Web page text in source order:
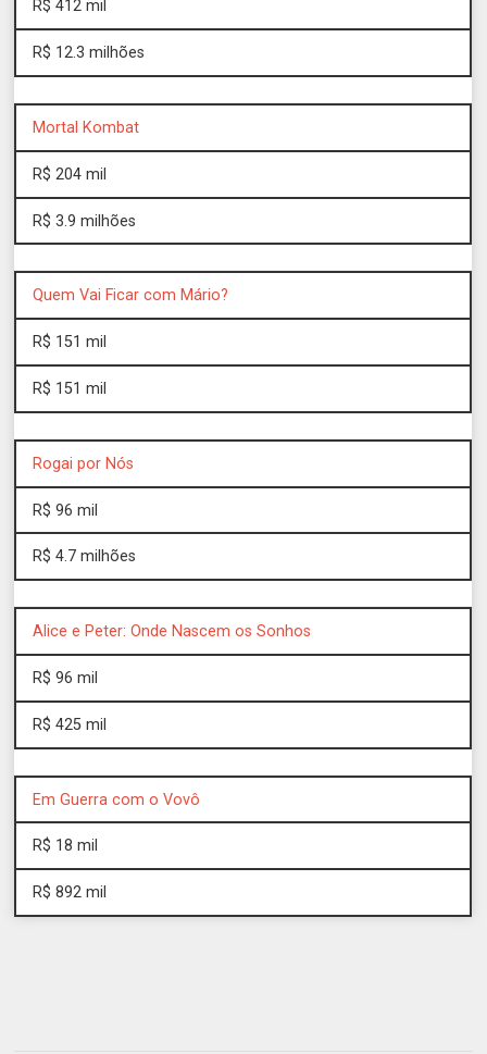
R$ 412 mil
R$ 12.3 milhões
Mortal Kombat
R$ 204 mil
R$ 3.9 milhões
Quem Vai Ficar com Mário?
R$ 151 mil
R$ 151 mil
Rogai por Nós
R$ 96 mil
R$ 4.7 milhões
Alice e Peter: Onde Nascem os Sonhos
R$ 96 mil
R$ 425 mil
Em Guerra com o Vovô
R$ 18 mil
R$ 892 mil